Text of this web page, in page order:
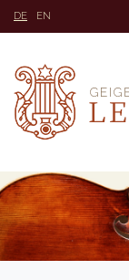
DE EN